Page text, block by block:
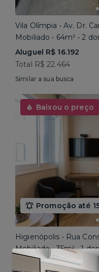
Vila Olímpia • Av. Dr.
Mobiliado • 64m² • 2
Aluguel R$ 16.192
Total R$ 22.464
Similar a sua busca
Baixou o preço
Promoção até
Higienópolis • Rua
Mobiliado • 35m² • 1
Aluguel R$ 2.923